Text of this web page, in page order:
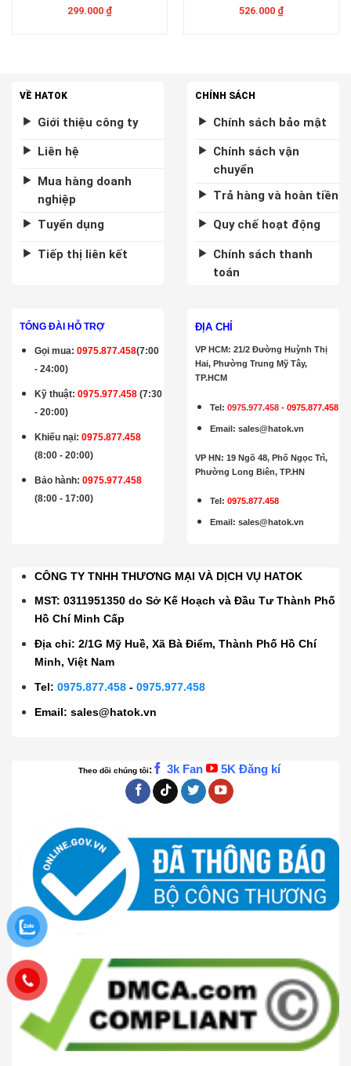
299.000 ₫
526.000 ₫
VỀ HATOK
Giới thiệu công ty
Liên hệ
Mua hàng doanh
nghiệp
Tuyển dụng
Tiếp thị liên kết
CHÍNH SÁCH
Chính sách bảo mật
Chính sách vận
chuyển
Trả hàng và hoàn tiền
Quy chế hoạt động
Chính sách thanh
toán
TỔNG ĐÀI HỖ TRỢ
Gọi mua:0975.877.458(7:00
- 24:00)
Kỹ thuật:0975.977.458 (7:30
- 20:00)
Khiếu nại: 0975.877.458
(8:00 - 20:00)
Bảo hành:0975.977.458
(8:00 - 17:00)
ĐỊA CHỈ
VP HCM: 21/2 Đường Huỳnh Thị
Hai, Phường Trung Mỹ Tây,
TP.HCM
Tel:0975.977.458 -0975.877.458
Email:sales@hatok.vn
VP HN: 19 Ngõ 48, Phố Ngọc Trì,
Phường Long Biên, TP.HN
Tel: 0975.877.458
Email:sales@hatok.vn
CÔNG TY TNHH THƯƠNG MẠI VÀ DỊCH VỤ HATOK
MST: 0311951350 do Sở Kế Hoạch và Đầu Tư Thành Phố
Hồ Chí Minh Cấp
Địa chỉ: 2/1G Mỹ Huề, Xã Bà Điểm, Thành Phố Hồ Chí
Minh, Việt Nam
Tel:0975.877.458 -0975.977.458
Email:sales@hatok.vn
Theo dõi chúng tôi: 3k Fan 5K Đăng kí